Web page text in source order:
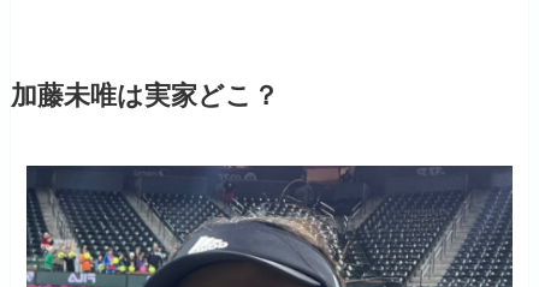
加藤未唯は実家どこ？